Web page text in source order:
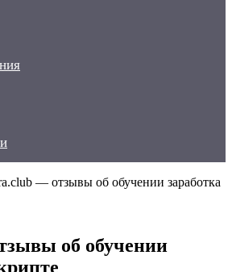
— отзывы об обучении заработка
об обучении